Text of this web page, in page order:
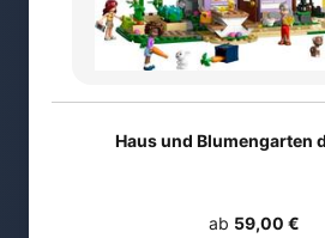
Haus und Blumengarten
ab 59,00 €